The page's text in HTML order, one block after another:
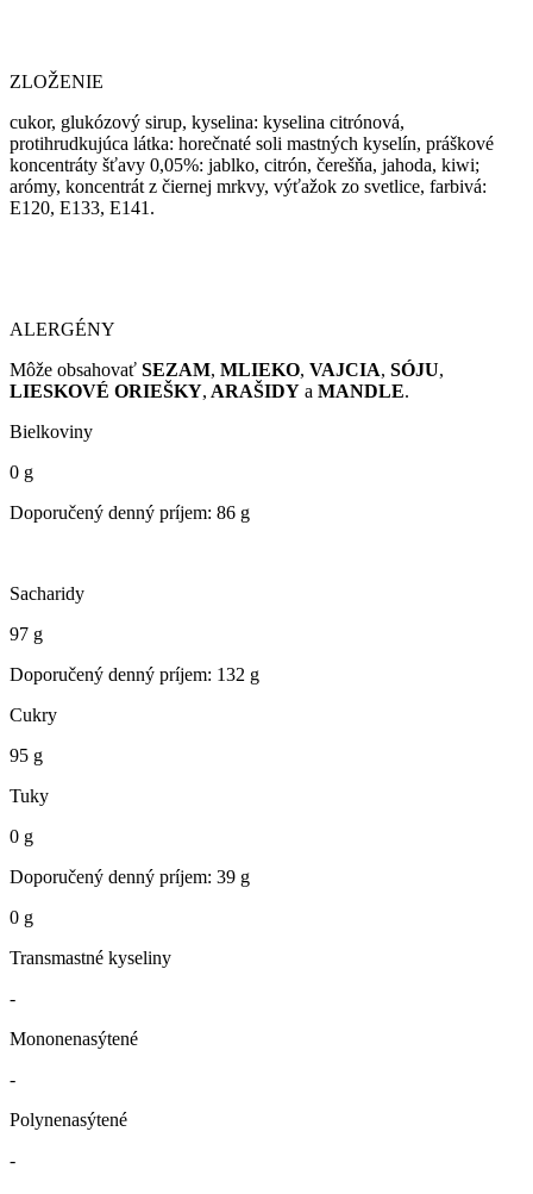
ZLOŽENIE
cukor, glukózový sirup, kyselina: kyselina citrónová,
protihrudkujúca látka: horečnaté soli mastných kyselín, práškové
koncentráty šťavy 0,05%: jablko, citrón, čerešňa, jahoda, kiwi;
arómy, koncentrát z čiernej mrkvy, výťažok zo svetlice, farbivá:
E120, E133, E141.
ALERGÉNY
Môže obsahovať SEZAM, MLIEKO, VAJCIA, SÓJU,
LIESKOVÉ ORIEŠKY, ARAŠIDY a MANDLE.
Bielkoviny
0 g
Doporučený denný príjem: 86 g
Sacharidy
97 g
Doporučený denný príjem: 132 g
Cukry
95 g
Tuky
0 g
Doporučený denný príjem: 39 g
0 g
Transmastné kyseliny
-
Mononenasýtené
-
Polynenasýtené
-